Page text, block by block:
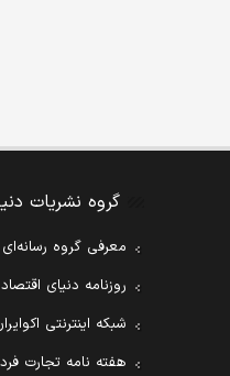
گروه نشریات
معرفی گروه
روزنامه دنیای اقتصاد
شبکه اینترنتی
هفته نامه تجارت